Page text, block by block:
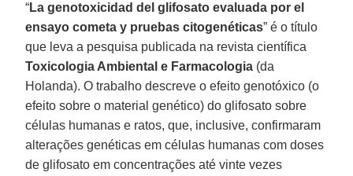
“La genotoxicidad del glifosato evaluada por el
ensayo cometa y pruebas citogenéticas” é o título
que leva a pesquisa publicada na revista científica
Toxicologia Ambiental e Farmacologia (da
Holanda). O trabalho descreve o efeito genotóxico (o
efeito sobre o material genético) do glifosato sobre
células humanas e ratos, que, inclusive, confirmaram
alterações genéticas em células humanas com doses
de glifosato em concentrações até vinte vezes